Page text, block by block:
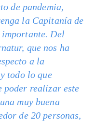
de pandemia,
la Capitanía de
importante. Del
que nos ha
a la
todo lo que
poder realizar este
muy buena
de 20 personas,